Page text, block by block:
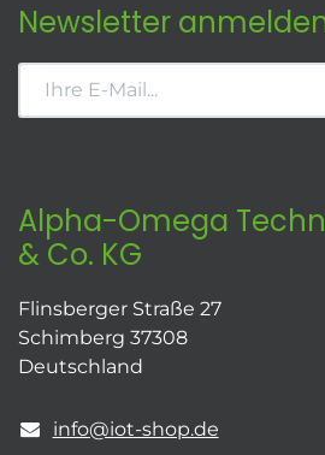
Newsletter
Alpha-Omega
& Co. KG
Flinsberger Straße 27
Schimberg 37308
Deutschland
info@iot-shop.de